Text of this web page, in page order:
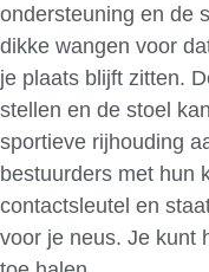
ondersteuning en de
dikke wangen voor
je plaats blijft zitten.
stellen en de stoel
sportieve rijhouding
bestuurders met hun
contactsleutel en
voor je neus. Je kunt